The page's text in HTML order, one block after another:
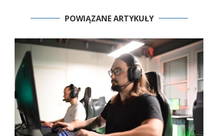
POWIĄZANE ARTYKUŁY